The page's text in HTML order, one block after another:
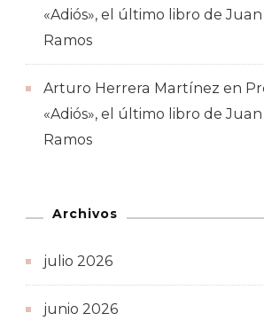
«Adiós», el último libro de
Ramos
Arturo Herrera Martínez en
«Adiós», el último libro de
Ramos
Archivos
julio 2026
junio 2026